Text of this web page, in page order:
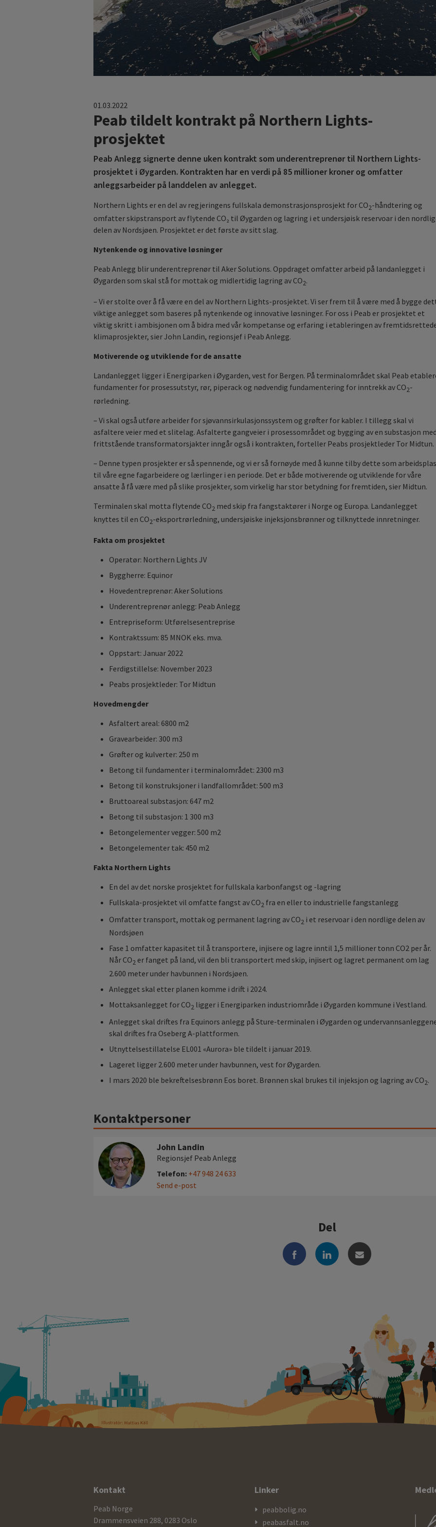
01.03.2022
Peab tildelt kontrakt på Northern Lights-
prosjektet
Peab Anlegg signerte denne uken kontrakt som underentreprenør til Northern Lights-
prosjektet i Øygarden. Kontrakten har en verdi på 85 millioner kroner og omfatter
anleggsarbeider på landdelen av anlegget.
Northern Lights er en del av regjeringens fullskala demonstrasjonsprosjekt for CO2-håndtering og
omfatter skipstransport av flytende CO₂ til Øygarden og lagring i et undersjøisk reservoar i den
delen av Nordsjøen. Prosjektet er det første av sitt slag.
Nytenkende og innovative løsninger
Peab Anlegg blir underentreprenør til Aker Solutions. Oppdraget omfatter arbeid på landanlegget i
Øygarden som skal stå for mottak og midlertidig lagring av CO2.
– Vi er stolte over å få være en del av Northern Lights-prosjektet. Vi ser frem til å være med å bygge
viktige anlegget som baseres på nytenkende og innovative løsninger. For oss i Peab er prosjektet et
viktig skritt i ambisjonen om å bidra med vår kompetanse og erfaring i etableringen av
klimaprosjekter, sier John Landin, regionsjef i Peab Anlegg.
Motiverende og utviklende for de ansatte
Landanlegget ligger i Energiparken i Øygarden, vest for Bergen. På terminalområdet skal Peab
fundamenter for prosessutstyr, rør, piperack og nødvendig fundamentering for inntrekk av CO2-
rørledning.
– Vi skal også utføre arbeider for sjøvannsirkulasjonssystem og grøfter for kabler. I tillegg skal vi
asfaltere veier med et slitelag. Asfalterte gangveier i prosessområdet og bygging av en substasjon
frittstående transformatorsjakter inngår også i kontrakten, forteller Peabs prosjektleder Tor Midtun.
– Denne typen prosjekter er så spennende, og vi er så fornøyde med å kunne tilby dette som
til våre egne fagarbeidere og lærlinger i en periode. Det er både motiverende og utviklende for våre
ansatte å få være med på slike prosjekter, som virkelig har stor betydning for fremtiden, sier Midtun.
Terminalen skal motta flytende CO2 med skip fra fangstaktører i Norge og Europa. Landanlegget
knyttes til en CO2-eksportrørledning, undersjøiske injeksjonsbrønner og tilknyttede innretninger.
Fakta om prosjektet
Operatør: Northern Lights JV
Byggherre: Equinor
Hovedentreprenør: Aker Solutions
Underentreprenør anlegg: Peab Anlegg
Entrepriseform: Utførelsesentreprise
Kontraktssum: 85 MNOK eks. mva.
Oppstart: Januar 2022
Ferdigstillelse: November 2023
Peabs prosjektleder: Tor Midtun
Hovedmengder
Asfaltert areal: 6800 m2
Gravearbeider: 300 m3
Grøfter og kulverter: 250 m
Betong til fundamenter i terminalområdet: 2300 m3
Betong til konstruksjoner i landfallområdet: 500 m3
Bruttoareal substasjon: 647 m2
Betong til substasjon: 1 300 m3
Betongelementer vegger: 500 m2
Betongelementer tak: 450 m2
Fakta Northern Lights
En del av det norske prosjektet for fullskala karbonfangst og -lagring
Fullskala-prosjektet vil omfatte fangst av CO2 fra en eller to industrielle fangstanlegg
Omfatter transport, mottak og permanent lagring av CO2 i et reservoar i den nordlige delen av
Nordsjøen
Fase 1 omfatter kapasitet til å transportere, injisere og lagre inntil 1,5 millioner tonn CO2 per år.
Når CO2 er fanget på land, vil den bli transportert med skip, injisert og lagret permanent om lag
2.600 meter under havbunnen i Nordsjøen.
Anlegget skal etter planen komme i drift i 2024.
Mottaksanlegget for CO2 ligger i Energiparken industriområde i Øygarden kommune i Vestland.
Anlegget skal driftes fra Equinors anlegg på Sture-terminalen i Øygarden og
skal driftes fra Oseberg A-plattformen.
Utnyttelsestillatelse EL001 «Aurora» ble tildelt i januar 2019.
Lageret ligger 2.600 meter under havbunnen, vest for Øygarden.
I mars 2020 ble bekreftelsesbrønn Eos boret. Brønnen skal brukes til injeksjon og lagring av CO2.
Kontaktpersoner
John Landin
Regionsjef Peab Anlegg
Telefon: +47 948 24 633
Send e-post
Del
Ytterligere
informasjon
og
Kontakt
Peab Norge
Drammensveien 288, 0283 Oslo
Linker
peabbolig.no
peabasfalt.no